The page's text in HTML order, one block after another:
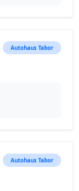
Autohaus Tabor
Autohaus Tabor